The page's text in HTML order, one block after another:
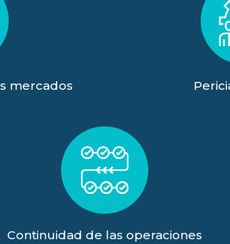
mercados
Continuidad de las operaciones